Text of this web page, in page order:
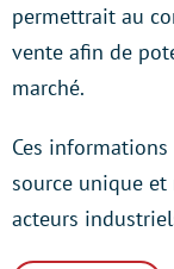
permettrait au
vente afin de
marché.
Ces
source unique et
acteurs